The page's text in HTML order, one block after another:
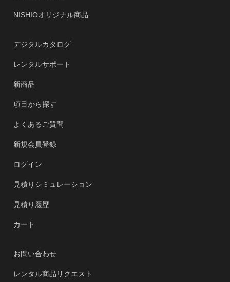
NISHIOオリジナル商品
デジタルカタログ
レンタルサポート
新商品
項目から探す
よくあるご質問
新規会員登録
ログイン
見積りシミュレーション
見積り履歴
カート
お問い合わせ
レンタル商品リクエスト